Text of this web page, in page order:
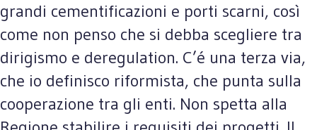
grandi cementificazioni e porti scarni, così
come non penso che si debba scegliere tra
dirigismo e deregulation. C’é una terza via,
che io definisco riformista, che punta sulla
cooperazione tra gli enti. Non spetta alla